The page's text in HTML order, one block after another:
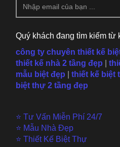
Quý khách đang tìm kiếm từ
công ty chuyên thiết kế
thiết kế nhà 2 tầng đẹp
mẫu biệt đẹp thiết kế biệt
biệt thự 2 tầng đẹp
⭐ Tư Vấn Miễn Phí 24/7
⭐ Mẫu Nhà Đẹp
⭐ Thiết Kế Biệt Thự